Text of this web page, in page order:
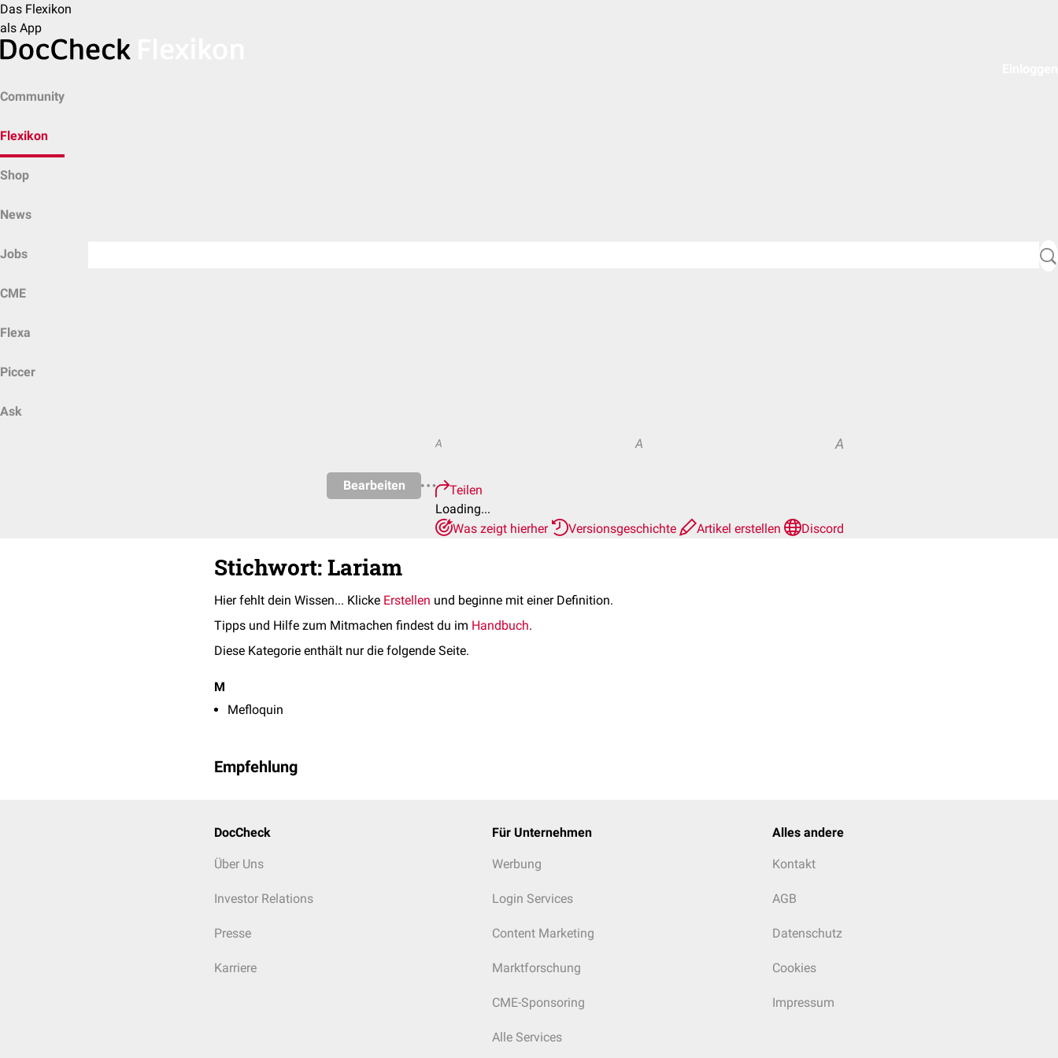
Das Flexikon
als App
Community
Flexikon
Shop
News
Jobs
CME
Flexa
Piccer
Ask
Bearbeiten
A A A
Teilen
Loading...
Was zeigt hierher
Versionsgeschichte Artikel erstellen Discord
Stichwort: Lariam
Hier fehlt dein Wissen... Klicke Erstellen und beginne mit einer Definition.
Tipps und Hilfe zum Mitmachen findest du im Handbuch.
Diese Kategorie enthält nur die folgende Seite.
M
Mefloquin
Empfehlung
DocCheck
Über Uns
Investor Relations
Presse
Karriere
Für Unternehmen
Werbung
Login Services
Content Marketing
Marktforschung
CME-Sponsoring
Alle Services
Alles andere
Kontakt
AGB
Datenschutz
Cookies
Impressum